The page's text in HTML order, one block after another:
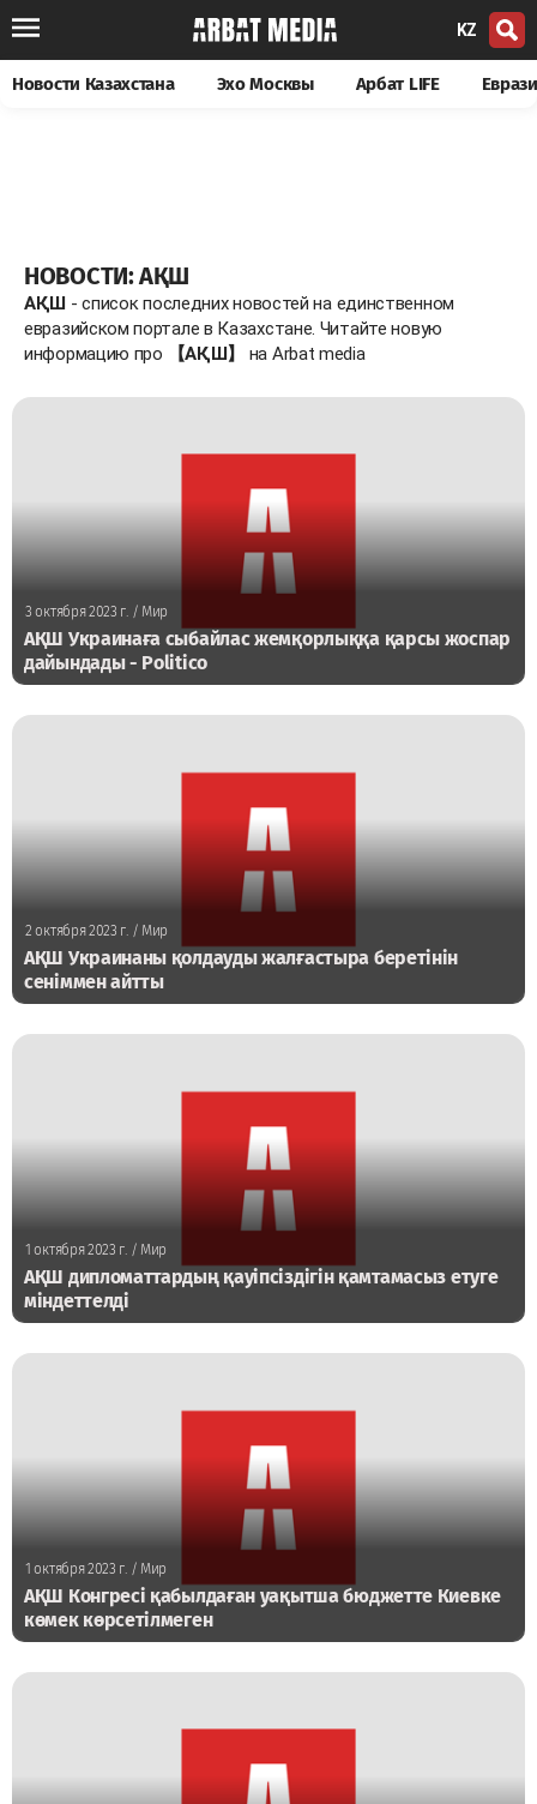
KZ
Новости Казахстана Эхо Москвы Арбат LIFE
НОВОСТИ: АҚШ
АҚШ - список последних новостей на единственном
евразийском портале в Казахстане. Читайте новую
информацию про
【АҚШ】 на Arbat media
3 октября 2023 г./ Мир
АҚШ Украинаға сыбайлас жемқорлыққа қарсы жоспар
дайындады - Politico
2 октября 2023 г./ Мир
АҚШ Украинаны қолдауды жалғастыра беретінін
сеніммен айтты
1 октября 2023 г./ Мир
АҚШ дипломаттардың қауіпсіздігін қамтамасыз етуге
міндеттелді
1 октября 2023 г. / Мир
АҚШ Конгресі қабылдаған уақытша бюджетте Киевке
көмек көрсетілмеген